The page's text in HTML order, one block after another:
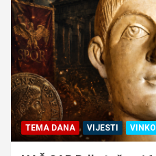
TEMA DANA VIJESTI